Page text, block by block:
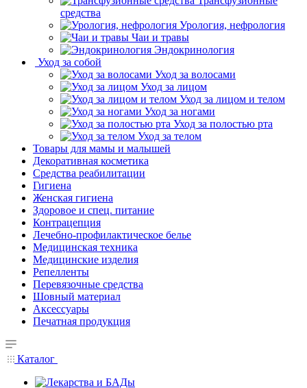
средства
Урология, нефрология
Чаи и травы
Эндокринология
Уход за собой
Уход за волосами
Уход за лицом
Уход за лицом и телом
Уход за ногами
Уход за полостью рта
Уход за телом
Товары для мамы и малышей
Декоративная косметика
Средства реабилитации
Гигиена
Женская гигиена
Здоровое и спец. питание
Контрацепция
Лечебно-профилактическое белье
Медицинская техника
Медицинские изделия
Репелленты
Перевязочные средства
Шовный материал
Аксессуары
Печатная продукция
Каталог